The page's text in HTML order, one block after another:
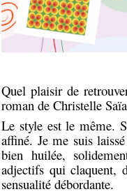
Quel plaisir de
roman de Christelle
Le style est le même.
affiné. Je me suis
bien huilée,
adjectifs qui claquent,
sensualité débordante.